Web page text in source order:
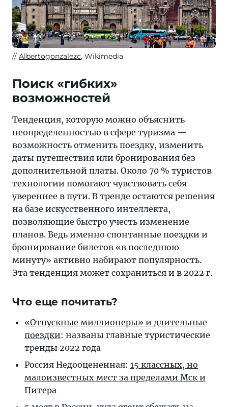
Albertogonzalezc, Wikimedia
Поиск «гибких»
возможностей
Тенденция, которую можно объяснить
неопределенностью в сфере туризма —
возможность отменить поездку, изменить
даты путешествия или бронирования без
дополнительной платы. Около 70 % туристов
технологии помогают чувствовать себя
увереннее в пути. В тренде остаются решения
на базе искусственного интеллекта,
позволяющие быстро учесть изменение
планов. Ведь именно спонтанные поездки и
бронирование билетов «в последнюю
минуту» активно набирают популярность.
Эта тенденция может сохраниться и в 2022 г.
Что еще почитать?
«Отпускные миллионеры» и длительные
поездки: названы главные туристические
тренды 2022 года
Россия Недооцененная: 15 классных, но
малоизвестных мест за пределами Мск и
Питера